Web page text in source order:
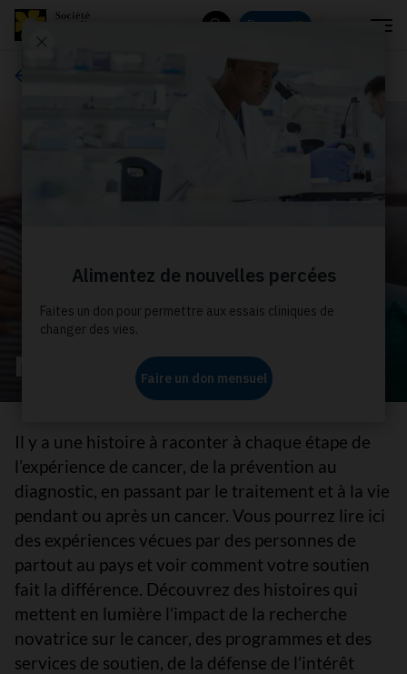
Donnez
Nos histoires
Il y a une histoire à raconter à chaque étape de
l’expérience de cancer, de la prévention au
diagnostic, en passant par le traitement et à la vie
pendant ou après un cancer. Vous pourrez lire ici
des expériences vécues par des personnes de
partout au pays et voir comment votre soutien
fait la différence. Découvrez des histoires qui
mettent en lumière l’impact de la recherche
novatrice sur le cancer, des programmes et des
services de soutien, de la défense de l’intérêt